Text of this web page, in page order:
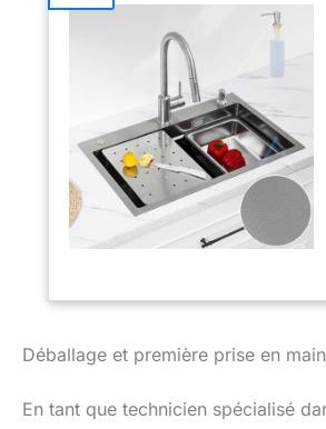
Déballage et première prise en
En tant que technicien spécialisé